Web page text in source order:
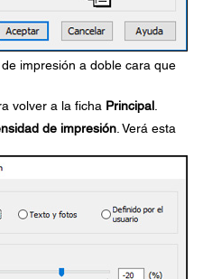
impresión a doble cara que
volver a la ficha Principal
de impresión . Verá esta